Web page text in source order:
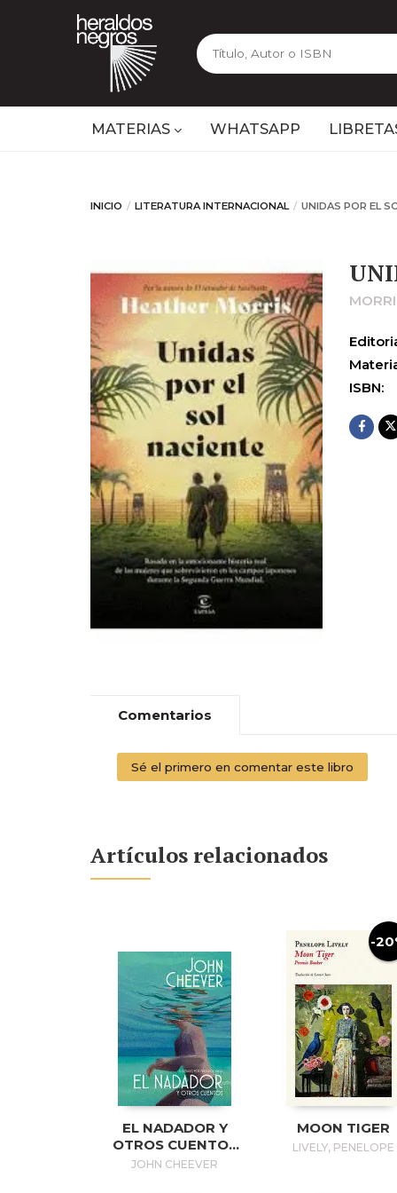
MATERIAS WHATSAPP
INICIO LITERATURA INTERNACIONAL UNIDAS POR EL
ISBN:
Comentarios
Sé el primero en comentar este libro
Artículos relacionados
EL NADADOR Y
OTROS CUENTOS
(EDICIÓN
JOHN CHEEVER
-
MOON TIGER
LIVELY, PENELOPE